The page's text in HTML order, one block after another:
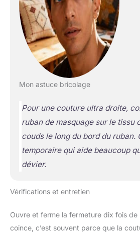
avec
résistante
est lavable
pour plus
de propreté.
Mon astuce bricolage
Pour une couture ultra droite,
ruban de masquage sur le tissu
couds le long du bord du ruban.
temporaire qui aide beaucoup
dévier.
Vérifications et entretien
Ouvre et ferme la fermeture dix fois de
coince, c’est souvent parce que la